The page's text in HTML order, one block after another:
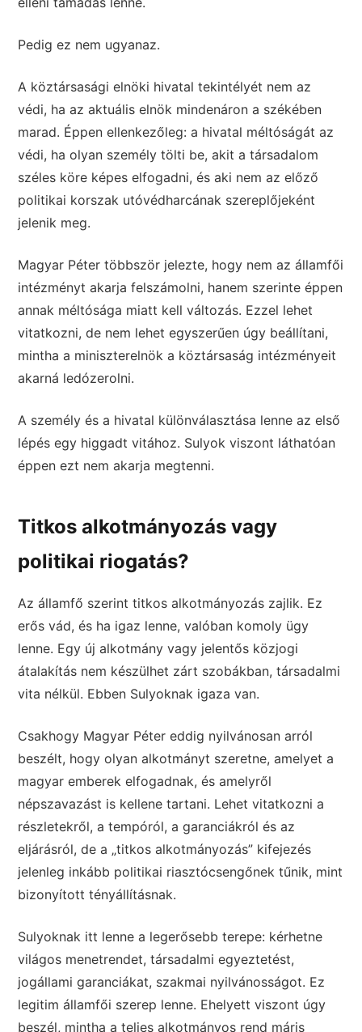
Pedig ez nem ugyanaz.
A köztársasági elnöki hivatal tekintélyét nem az
védi, ha az aktuális elnök mindenáron a székében
marad. Éppen ellenkezőleg: a hivatal méltóságát az
védi, ha olyan személy tölti be, akit a társadalom
széles köre képes elfogadni, és aki nem az előző
politikai korszak utóvédharcának szereplőjeként
jelenik meg.
Magyar Péter többször jelezte, hogy nem az államfői
intézményt akarja felszámolni, hanem szerinte éppen
annak méltósága miatt kell változás. Ezzel lehet
vitatkozni, de nem lehet egyszerűen úgy beállítani,
mintha a miniszterelnök a köztársaság intézményeit
akarná ledózerolni.
A személy és a hivatal különválasztása lenne az első
lépés egy higgadt vitához. Sulyok viszont láthatóan
éppen ezt nem akarja megtenni.
Titkos alkotmányozás vagy
politikai riogatás?
Az államfő szerint titkos alkotmányozás zajlik. Ez
erős vád, és ha igaz lenne, valóban komoly ügy
lenne. Egy új alkotmány vagy jelentős közjogi
átalakítás nem készülhet zárt szobákban, társadalmi
vita nélkül. Ebben Sulyoknak igaza van.
Csakhogy Magyar Péter eddig nyilvánosan arról
beszélt, hogy olyan alkotmányt szeretne, amelyet a
magyar emberek elfogadnak, és amelyről
népszavazást is kellene tartani. Lehet vitatkozni a
részletekről, a tempóról, a garanciákról és az
eljárásról, de a „titkos alkotmányozás” kifejezés
jelenleg inkább politikai riasztócsengőnek tűnik, mint
bizonyított tényállításnak.
Sulyoknak itt lenne a legerősebb terepe: kérhetne
világos menetrendet, társadalmi egyeztetést,
jogállami garanciákat, szakmai nyilvánosságot. Ez
legitim államfői szerep lenne. Ehelyett viszont úgy
beszél, mintha a teljes alkotmányos rend máris